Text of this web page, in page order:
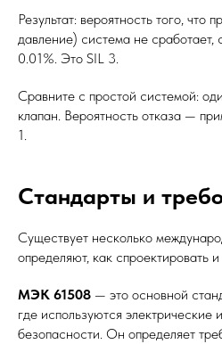
Результат: вероятность того, что
давление) система не сработает,
0.01%. Это SIL 3.
Сравните с простой системой:
клапан. Вероятность отказа —
1.
Стандарты и
Существует несколько
определяют, как спроектировать
МЭК 61508 — это основной
где используются электрические
безопасности. Он определяет